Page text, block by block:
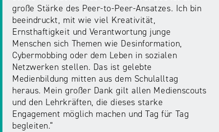
Elternabende
große Stärke des Peer-to-Peer-Ansatzes. Ich bin
beeindruckt, mit wie viel Kreativität,
Ernsthaftigkeit und Verantwortung junge
Menschen sich Themen wie Desinformation,
Cybermobbing oder dem Leben in sozialen
Netzwerken stellen. Das ist gelebte
Medienbildung mitten aus dem Schulalltag
heraus. Mein großer Dank gilt allen Medienscouts
und den Lehrkräften, die dieses starke
Engagement möglich machen und Tag für Tag
begleiten.“